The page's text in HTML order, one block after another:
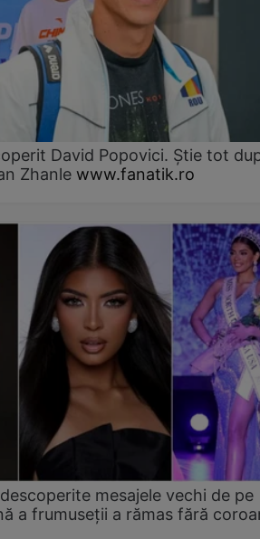
David Popovici. Știe tot
Zhanle www.fanatik.ro
mesajele vechi de pe
a frumuseții a rămas fără